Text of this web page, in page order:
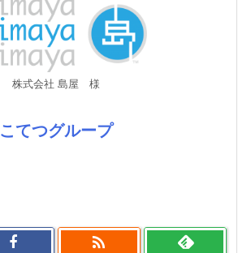
株式会社 島屋 様
こてつグループ
